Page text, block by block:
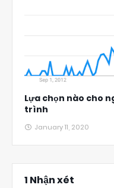
Lựa chọn nào cho
trình
January 11, 2020
1 Nhận xét